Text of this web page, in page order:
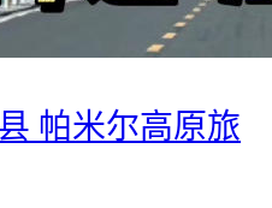
帕米尔高原旅